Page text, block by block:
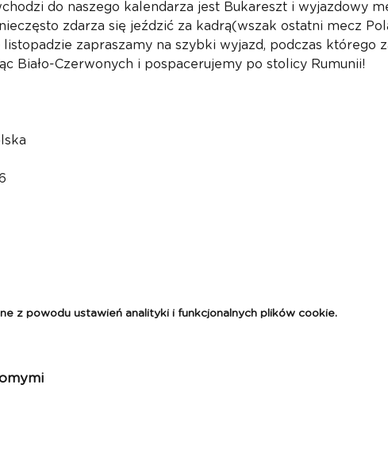
do naszego kalendarza jest Bukareszt i wyjazdowy
zdarza się jeździć za kadrą(wszak ostatni mecz
listopadzie zapraszamy na szybki wyjazd, podczas którego
Biało-Czerwonych i pospacerujemy po stolicy Rumunii!
z powodu ustawień analityki i funkcjonalnych plików cookie.